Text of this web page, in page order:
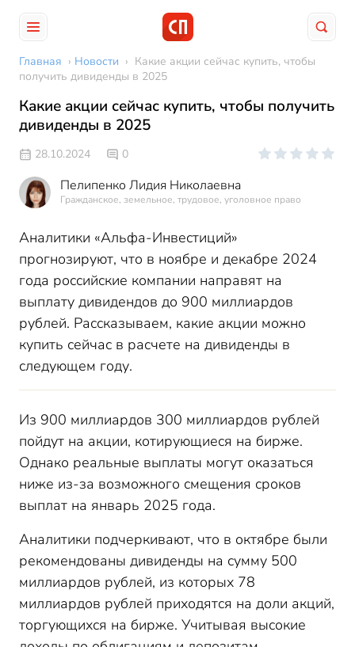
Главная › Новости › Какие акции сейчас купить, чтобы
получить дивиденды в 2025
Какие акции сейчас купить, чтобы получить
дивиденды в 2025
28.10.2024 0
Пелипенко Лидия Николаевна
Гражданское, земельное, трудовое, уголовное право
Аналитики «Альфа-Инвестиций»
прогнозируют, что в ноябре и декабре 2024
года российские компании направят на
выплату дивидендов до 900 миллиардов
рублей. Рассказываем, какие акции можно
купить сейчас в расчете на дивиденды в
следующем году.
Из 900 миллиардов 300 миллиардов рублей
пойдут на акции, котирующиеся на бирже.
Однако реальные выплаты могут оказаться
ниже из-за возможного смещения сроков
выплат на январь 2025 года.
Аналитики подчеркивают, что в октябре были
рекомендованы дивиденды на сумму 500
миллиардов рублей, из которых 78
миллиардов рублей приходятся на доли акций,
торгующихся на бирже. Учитывая высокие